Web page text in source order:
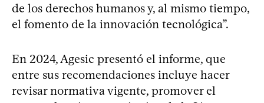
de los derechos humanos y, al mismo tiempo,
el fomento de la innovación tecnológica”.
En 2024, Agesic presentó el informe, que
entre sus recomendaciones incluye hacer
revisar normativa vigente, promover el